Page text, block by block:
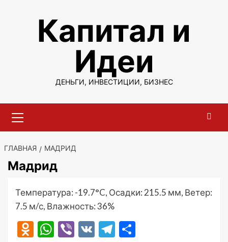
содержимомуКапитал и
Идеи
ДЕНЬГИ, ИНВЕСТИЦИИ, БИЗНЕС
меню
ГЛАВНАЯ МАДРИД
Мадрид
Температура: -19.7°C, Осадки: 215.5 мм, Ветер:
7.5 м/с, Влажность: 36%
Odnoklassniki
WhatsApp
Viber
VK Telegram